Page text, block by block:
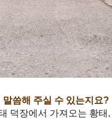
씀해 주실 수 있는지요?
덕장에서 가져오는 황태